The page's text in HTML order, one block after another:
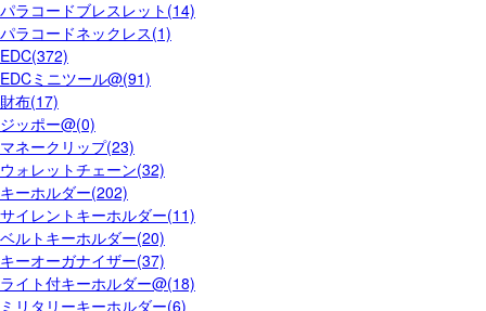
パラコードブレスレット(14)
パラコードネックレス(1)
EDC(372)
EDCミニツール@(91)
財布(17)
ジッポー@(0)
マネークリップ(23)
ウォレットチェーン(32)
キーホルダー(202)
サイレントキーホルダー(11)
ベルトキーホルダー(20)
キーオーガナイザー(37)
ライト付キーホルダー@(18)
ミリタリーキーホルダー(6)